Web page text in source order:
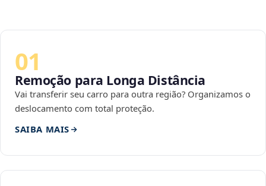
01
Remoção para Longa Distância
Vai transferir seu carro para outra região? Organizamos o
deslocamento com total proteção.
SAIBA MAIS